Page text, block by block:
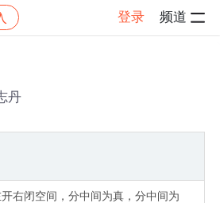
登录 频道
丹
右闭空间，分中间为真，分中间为